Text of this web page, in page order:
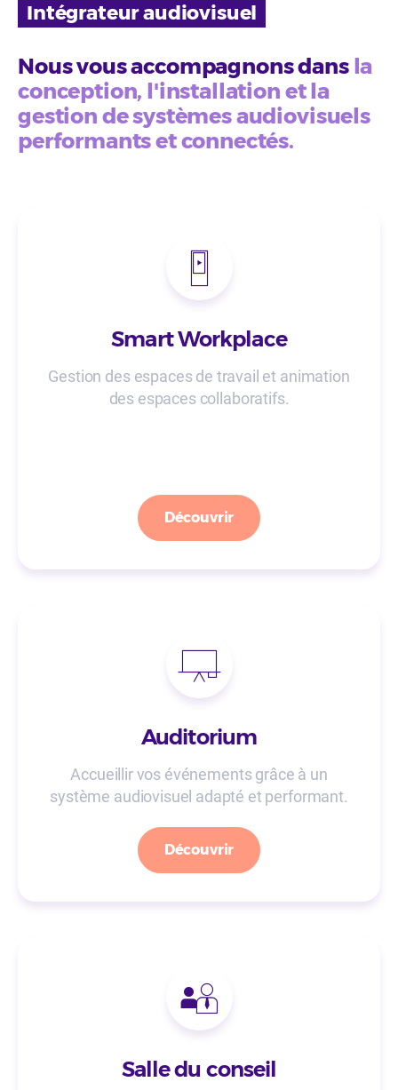
Intégrateur audiovisuel
Nous vous accompagnons dansla
conception, l'installation et la
gestion de systèmes audiovisuels
performants et connectés.
Smart Workplace
Gestion des espaces de travail et animation
des espaces collaboratifs.
Découvrir
Auditorium
Accueillir vos événements grâce à un
système audiovisuel adapté et performant.
Découvrir
Salle du conseil